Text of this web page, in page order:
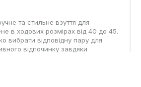
та стильне взуття для
в ходових розмірах від 40 до 45.
вибрати відповідну пару для
відпочинку завдяки